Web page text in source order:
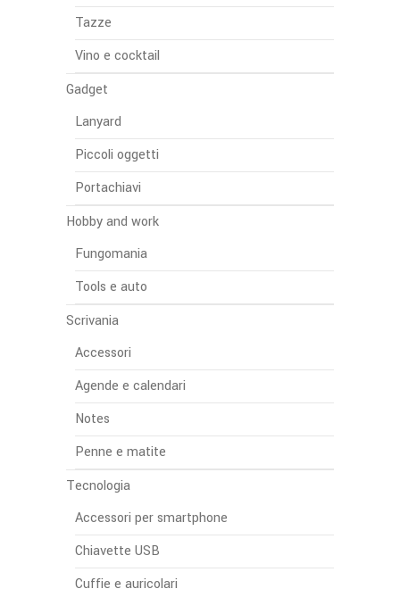
Tazze
Vino e cocktail
Gadget
Lanyard
Piccoli oggetti
Portachiavi
Hobby and work
Fungomania
Tools e auto
Scrivania
Accessori
Agende e calendari
Notes
Penne e matite
Tecnologia
Accessori per smartphone
Chiavette USB
Cuffie e auricolari